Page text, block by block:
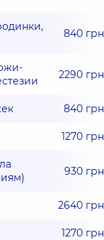
840 грн
2290 грн
840 грн
1270 грн
930 грн
2640 грн
1270 грн